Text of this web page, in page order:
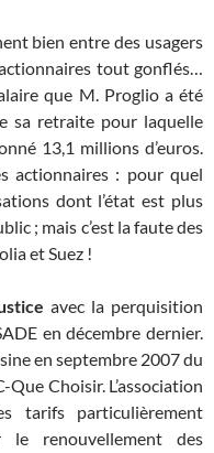
bien entre des usagers
tout gonflés…
que M. Proglio a été
sa retraite pour laquelle
13,1 millions d’euros.
actionnaires : pour quel
dont l’état est plus
; mais c’est la faute des
et Suez !
avec la perquisition
en décembre dernier.
en septembre 2007 du
Que Choisir. L’association
tarifs particulièrement
le renouvellement des